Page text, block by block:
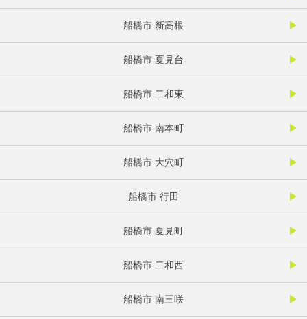
船橋市 新高根
船橋市 夏見台
船橋市 二和東
船橋市 南本町
船橋市 大穴町
船橋市 行田
船橋市 夏見町
船橋市 二和西
船橋市 南三咲